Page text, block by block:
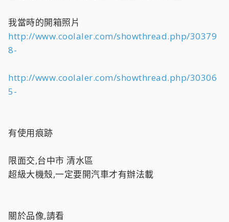
我當時的開箱照片
http://www.coolaler.com/showthread.php/30379
8-
http://www.coolaler.com/showthread.php/30306
5-
有使用痕跡
限面交,台中市 清水區
超級大機殼,一定要開汽車才有辦法載
關於品像,請看